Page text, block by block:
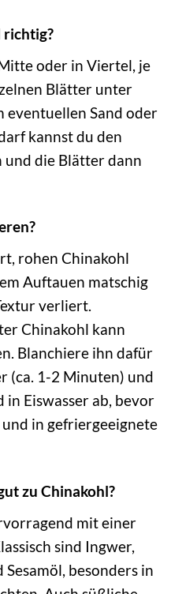
richtig?
oder in Viertel, je
Blätter unter
eventuellen Sand oder
kannst du den
und die Blätter dann
rohen Chinakohl
Auftauen matschig
verliert.
Chinakohl kann
Blanchiere ihn dafür
(ca. 1-2 Minuten) und
in Eiswasser ab, bevor
in gefriergeeignete
zu Chinakohl?
mit einer
sind Ingwer,
besonders in